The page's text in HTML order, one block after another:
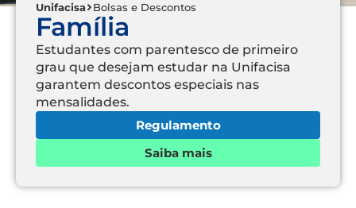
Unifacisa Bolsas e Descontos
Família
Estudantes com parentesco de primeiro
grau que desejam estudar na Unifacisa
garantem descontos especiais nas
mensalidades.
Regulamento
Saiba mais